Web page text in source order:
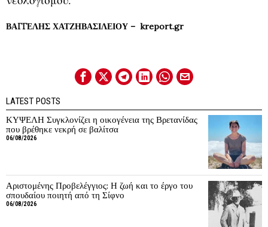
ΒΑΓΓΕΛΗΣ ΧΑΤΖΗΒΑΣΙΛΕΙΟΥ – kreport.gr
LATEST POSTS
ΚΥΨΕΛΗ Συγκλονίζει η οικογένεια της Βρετανίδας
που βρέθηκε νεκρή σε βαλίτσα
06/08/2026
Αριστομένης Προβελέγγιος: Η ζωή και το έργο του
σπουδαίου ποιητή από τη Σίφνο
06/08/2026